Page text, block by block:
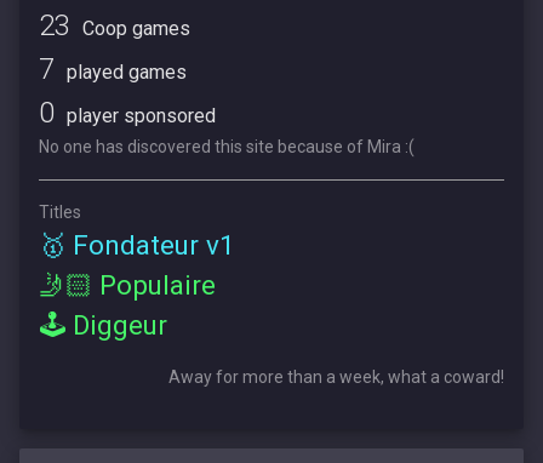
23 Coop games
7 played games
0 player sponsored
No one has discovered this site because of Mira :(
Titles
🥇 Fondateur v1
🤳🏻 Populaire
🕹 Diggeur
Away for more than a week, what a coward!